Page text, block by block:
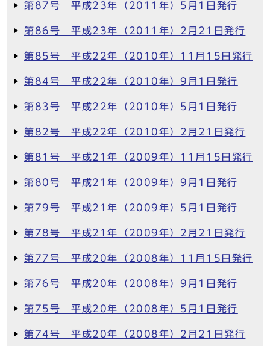
第87号 平成23年（2011年）5月1日発行
第86号 平成23年（2011年）2月21日発行
第85号 平成22年（2010年）11月15日発行
第84号 平成22年（2010年）9月1日発行
第83号 平成22年（2010年）5月1日発行
第82号 平成22年（2010年）2月21日発行
第81号 平成21年（2009年）11月15日発行
第80号 平成21年（2009年）9月1日発行
第79号 平成21年（2009年）5月1日発行
第78号 平成21年（2009年）2月21日発行
第77号 平成20年（2008年）11月15日発行
第76号 平成20年（2008年）9月1日発行
第75号 平成20年（2008年）5月1日発行
第74号 平成20年（2008年）2月21日発行